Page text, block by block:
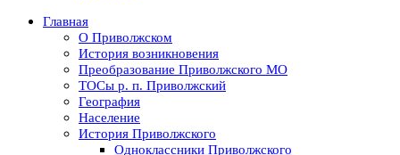
Главная
О Приволжском
История возникновения
Преобразование Приволжского МО
ТОСы р. п. Приволжский
География
Население
История Приволжского
Одноклассники Приволжского